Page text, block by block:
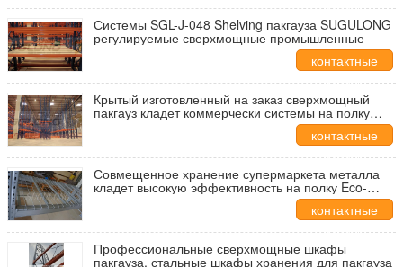
данные
Системы SGL-J-048 Shelving пакгауза SUGULONG
регулируемые сверхмощные промышленные
контактные
данные
Крытый изготовленный на заказ сверхмощный
пакгауз кладет коммерчески системы на полку
контактные
данные
Совмещенное хранение супермаркета металла
кладет высокую эффективность на полку Eco-
контактные
данные
Профессиональные сверхмощные шкафы
пакгауза, стальные шкафы хранения для пакгауза